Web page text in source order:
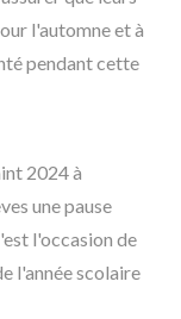
l'automne et à
pendant cette
2024 à
une pause
l'occasion de
l'année scolaire